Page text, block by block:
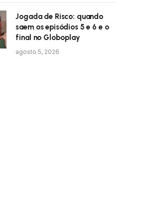
Jogada de Risco: quando
saem os episódios 5 e 6 e o
final no Globoplay
agosto 5, 2026